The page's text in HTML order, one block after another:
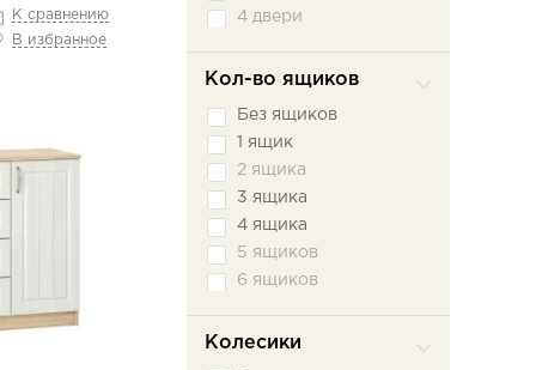
К сравнению
В избранное
Ясень Темный
Ясень шимо светлый
Ясень шимо темный
4 двери
Кол-во ящиков
Без ящиков
1 ящик
2 ящика
3 ящика
4 ящика
5 ящиков
6 ящиков
Колесики